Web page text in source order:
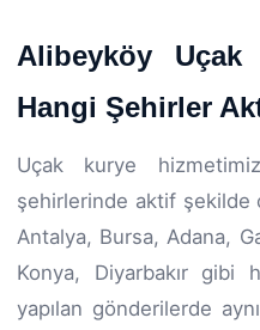
Alibeyköy Uçak
Hangi Şehirler
Uçak kurye
şehirlerinde aktif şekilde
Antalya, Bursa, Adana,
Konya, Diyarbakır gibi
yapılan gönderilerde